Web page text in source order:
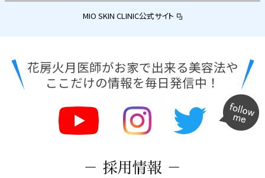
MIO SKIN CLINIC公式サイト
花房火月医師がお家で出来る美容法や
ここだけの情報を毎日発信中！